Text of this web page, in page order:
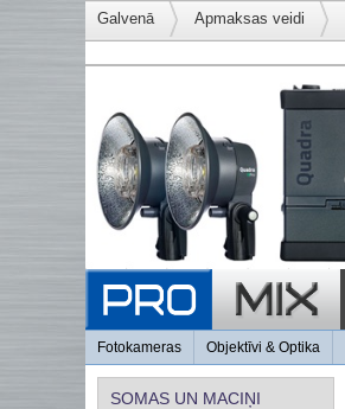
Galvenā Apmaksas veidi
Fotokameras Objektīvi & Optika
SOMAS UN MACIŅI